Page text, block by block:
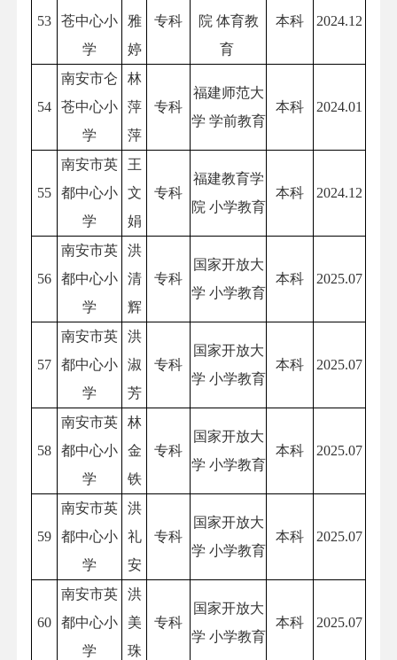
53
苍中心小
学
雅
婷
专科
院 体育教
育
本科 2024.12
54
南安市仑
苍中心小
学
林
萍
萍
专科
福建师范大
学 学前教育
本科 2024.01
55
南安市英
都中心小
学
王
文
娟
专科
福建教育学
院 小学教育
本科 2024.12
56
南安市英
都中心小
学
洪
清
辉
专科
国家开放大
学 小学教育
本科 2025.07
57
南安市英
都中心小
学
洪
淑
芳
专科
国家开放大
学 小学教育
本科 2025.07
58
南安市英
都中心小
学
林
金
铁
专科
国家开放大
学 小学教育
本科 2025.07
59
南安市英
都中心小
学
洪
礼
安
专科
国家开放大
学 小学教育
本科 2025.07
60
南安市英
都中心小
学
洪
美
珠
专科
国家开放大
学 小学教育
本科 2025.07